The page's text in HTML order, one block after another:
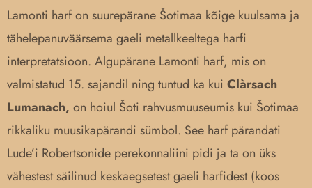
Lamonti harf on suurepärane Šotimaa kõige kuulsama ja
tähelepanuväärsema gaeli metallkeeltega harfi
interpretatsioon. Algupärane Lamonti harf, mis on
valmistatud 15. sajandil ning tuntud ka kui Clàrsach
Lumanach, on hoiul Šoti rahvusmuuseumis kui Šotimaa
rikkaliku muusikapärandi sümbol. See harf pärandati
Lude’i Robertsonide perekonnaliini pidi ja ta on üks
vähestest säilinud keskaegsetest gaeli harfidest (koos